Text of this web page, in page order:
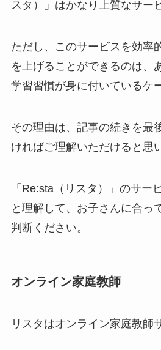
スタ）」はかなり上質なサー
ただし、このサービスを効率
を上げることができるのは、
学習習慣が身に付いているケ
その理由は、記事の続きを最
ければご理解いただけると思
「Re:sta（リスタ）」のサー
と理解して、お子さんに合っ
判断ください。
オンライン家庭教師
リスタはオンライン家庭教師